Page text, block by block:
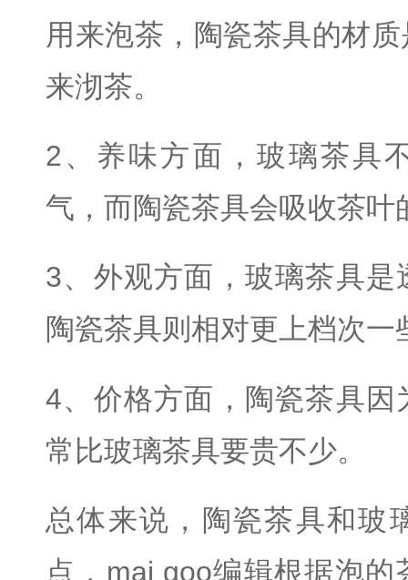
用来泡茶，陶瓷茶具的材
来沏茶。
2、养味方面，玻璃茶具
气，而陶瓷茶具会吸收茶叶
3、外观方面，玻璃茶具是
陶瓷茶具则相对更上档次一
4、价格方面，陶瓷茶具因
常比玻璃茶具要贵不少。
总体来说，陶瓷茶具和玻
点，mai goo编辑根据泡